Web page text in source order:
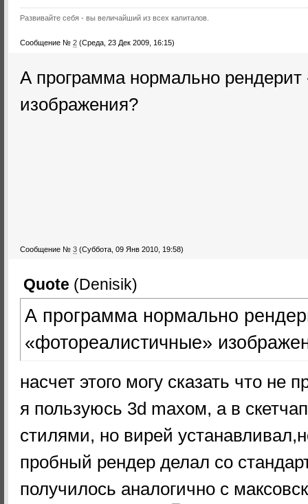
Развивайте себя - вы величайший из всех капиталов.
Сообщение № 2 (Среда, 23 Дек 2009, 16:15)
А программа нормально
изображения?
Сообщение № 3 (Суббота, 09 Янв 2010, 19:58)
Quote (Denisik)
А программа нормально
«фотореалистичные»
насчет этого могу сказать что не
я пользуюсь 3d maxом, а в
стилями, но вирей
пробный рендер делал со
получилось аналогично с